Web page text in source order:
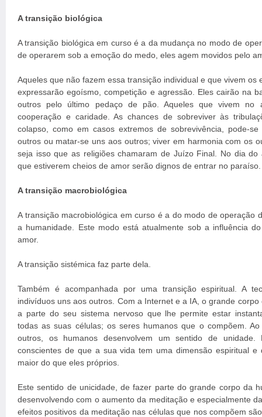
A transição biológica
A transição biológica em curso é a da mudança no modo de
de operarem sob a emoção do medo, eles agem movidos pelo
Aqueles que não fazem essa transição individual e que vivem os
expressarão egoísmo, competição e agressão. Eles cairão na
outros pelo último pedaço de pão. Aqueles que vivem no
cooperação e caridade. As chances de sobreviver às
colapso, como em casos extremos de sobrevivência, pode-
outros ou matar-se uns aos outros; viver em harmonia com os
seja isso que as religiões chamaram de Juízo Final. No dia do
que estiverem cheios de amor serão dignos de entrar no paraíso.
A transição macrobiológica
A transição macrobiológica em curso é a do modo de operação
a humanidade. Este modo está atualmente sob a influência
amor.
A transição sistémica faz parte dela.
Também é acompanhada por uma transição espiritual. A
indivíduos uns aos outros. Com a Internet e a IA, o grande
a parte do seu sistema nervoso que lhe permite estar
todas as suas células; os seres humanos que o compõem.
outros, os humanos desenvolvem um sentido de
conscientes de que a sua vida tem uma dimensão espiritual
maior do que eles próprios.
Este sentido de unicidade, de fazer parte do grande corpo da
desenvolvendo com o aumento da meditação e especialmente
efeitos positivos da meditação nas células que nos compõem